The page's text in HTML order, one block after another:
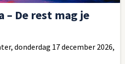
De rest mag je
donderdag 17 december 2026,